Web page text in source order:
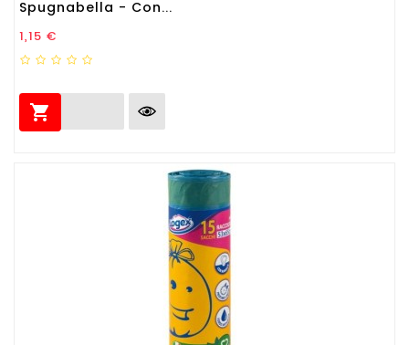
Spugnabella - Con...
Prezzo
1,15 €
